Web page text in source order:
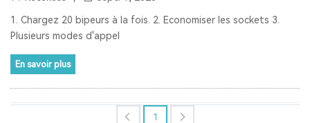
1. Chargez 20 bipeurs à la fois. 2. Economiser les sockets 3.
Plusieurs modes d'appel
En savoir plus
1
AUDIOGUIDE DU MUSÉE TOUR GUIDE SYSTEM
HAUT-PARLEUR DE FENÊTRE
SYSTÈME D'INTERPHONE DE COMPTEUR À DEUX VOIES